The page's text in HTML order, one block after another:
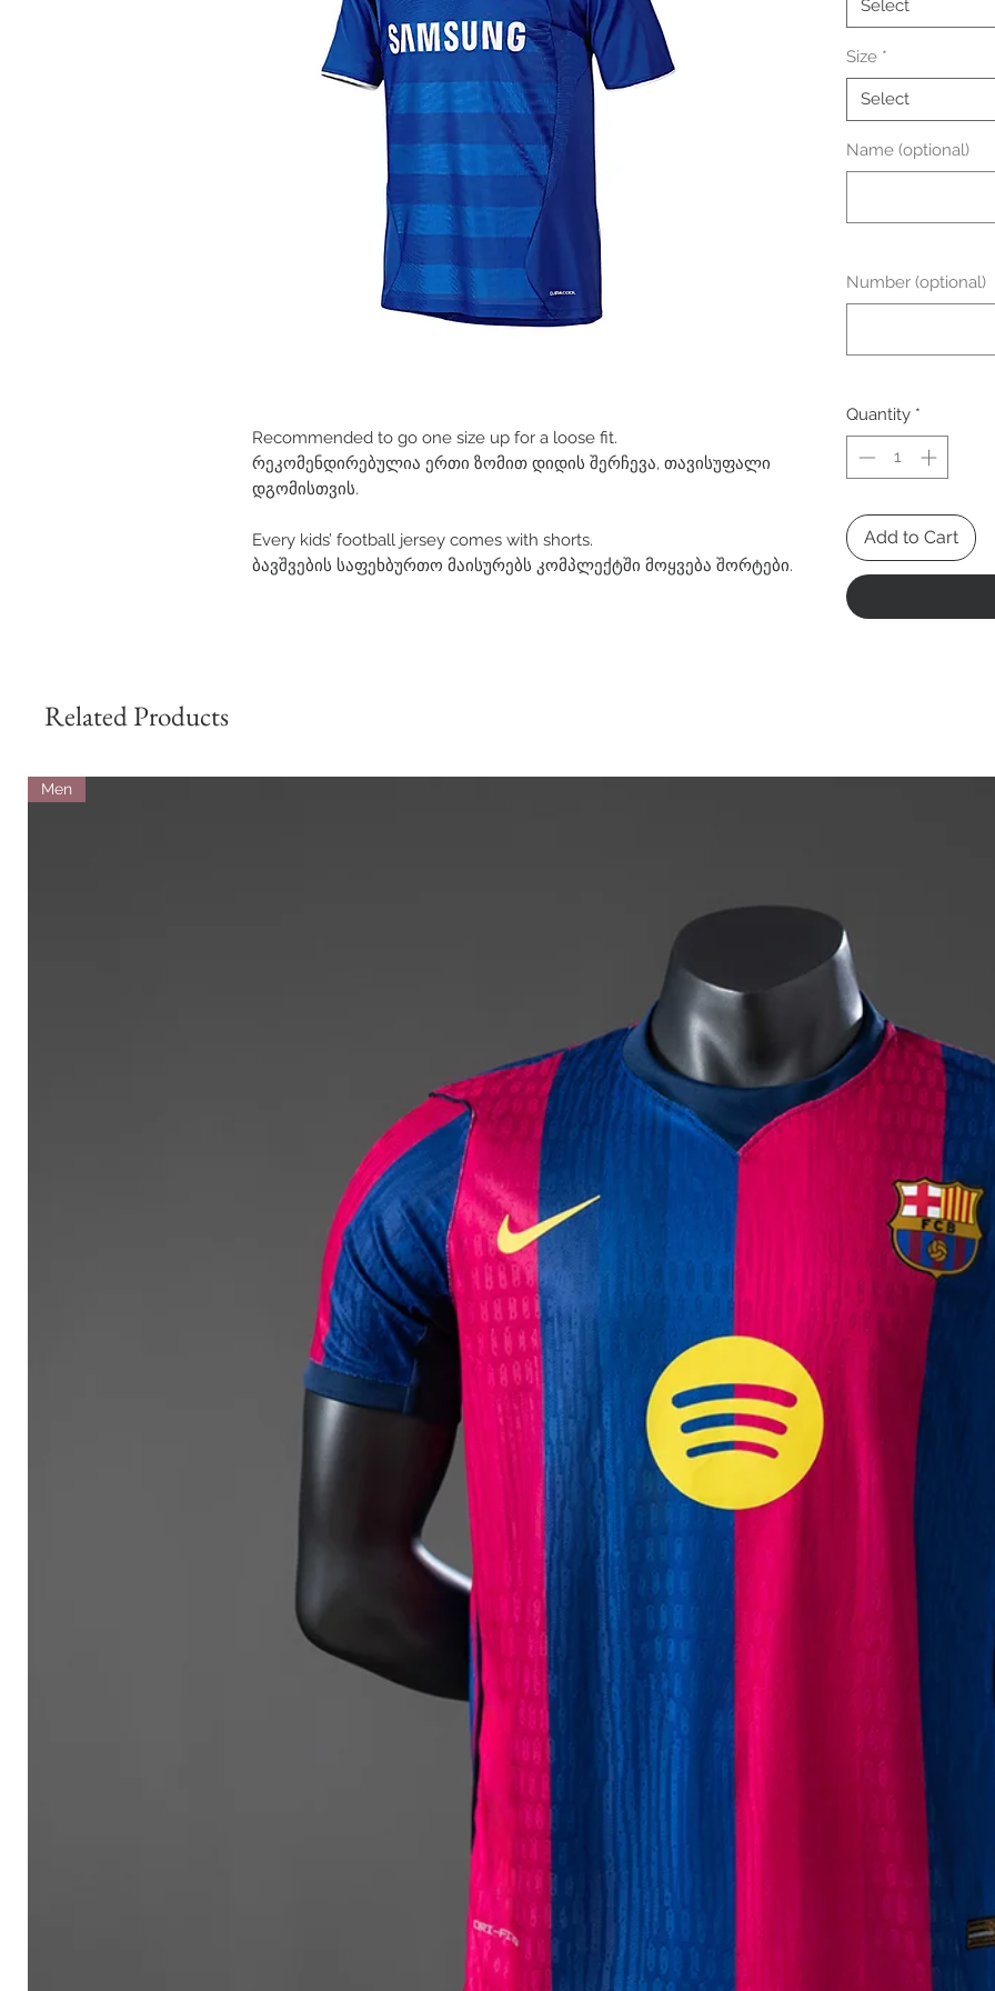
Recommended to go one size up for a loose fit.
რეკომენდირებულია ერთი ზომით დიდის შერჩევა, თავისუფალი
დგომისთვის.
Every kids’ football jersey comes with shorts.
ბავშვების საფეხბურთო მაისურებს კომპლექტში მოყვება შორტები.
Select
Size *
Select
Name (optional)
Number (optional)
Quantity *
Add to Cart
Related Products
Men